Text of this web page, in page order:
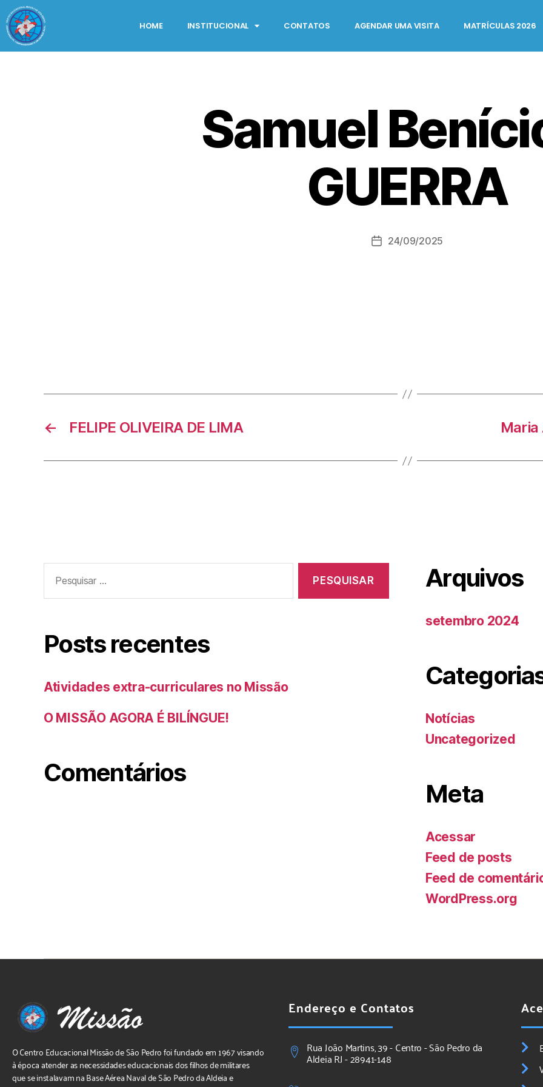
HOME INSTITUCIONAL CONTATOS AGENDAR UMA VISITA MATRÍCULAS 2026
Samuel
GUERRA
24/09/2025
← FELIPE OLIVEIRA DE LIMA Maria
Posts recentes
Atividades extra-curriculares no Missão
O MISSÃO AGORA É BILÍNGUE!
Comentários
Arquivos
setembro 2024
Notícias
Uncategorized
Meta
Acessar
Feed de posts
Feed de
WordPress.org
O Centro Educacional Missão de São Pedro foi fundado em 1967 visando
à época atender as necessidades educacionais dos filhos de militares
que se instalavam na Base Aérea Naval de São Pedro da Aldeia e
Endereço e Contatos
Rua João Martins, 39 - Centro - São Pedro da
Aldeia RJ - 28941-148